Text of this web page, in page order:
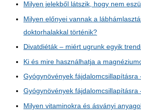
Milyen jelekből látszik, hogy nem
Milyen előnyei vannak a
doktorhalakkal történik?
Divatdiéták – miért ugrunk egyik
Ki és mire használhatja a
Gyógynövények fájdalomcsillapításra
Gyógynövények fájdalomcsillapításra
Milyen vitaminokra és ásványi